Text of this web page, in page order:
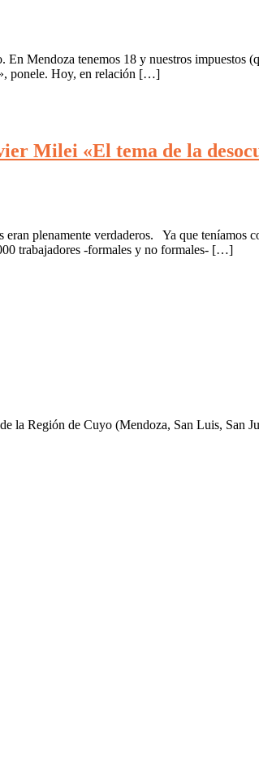
Mendoza tenemos 18 y nuestros impuestos
ponele. Hoy, en relación […]
Milei «El tema de la
plenamente verdaderos. Ya que teníamos
trabajadores -formales y no formales- […]
la Región de Cuyo (Mendoza, San Luis, San